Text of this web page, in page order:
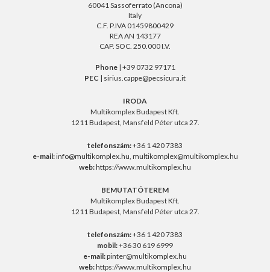
60041 Sassoferrato (Ancona)
Italy
C.F. P.IVA 01459800429
REA AN 143177
CAP. SOC. 250.000 I.V.
Phone| +39 0732 97171
PEC | sirius.cappe@pecsicura.it
IRODA
Multikomplex Budapest Kft.
1211 Budapest, Mansfeld Péter utca 27.
telefonszám:+36 1 420 7383
e-mail:info@multikomplex.hu, multikomplex@multikomplex.hu
web:https://www.multikomplex.hu
BEMUTATÓTEREM
Multikomplex Budapest Kft.
1211 Budapest, Mansfeld Péter utca 27.
telefonszám:+36 1 420 7383
mobil:+36 30 619 6999
e-mail:pinter@multikomplex.hu
web:https://www.multikomplex.hu